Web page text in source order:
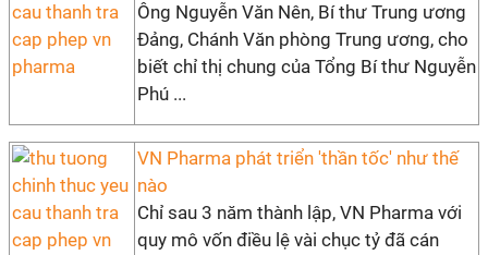
Ông Nguyễn Văn Nên, Bí thư Trung ương
Đảng, Chánh Văn phòng Trung ương, cho
biết chỉ thị chung của Tổng Bí thư Nguyễn
Phú ...
VN Pharma phát triển 'thần tốc' như thế
nào
Chỉ sau 3 năm thành lập, VN Pharma với
quy mô vốn điều lệ vài chục tỷ đã cán